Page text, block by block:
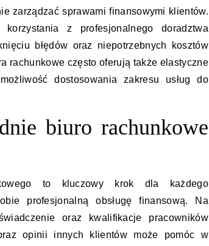
zarządzać sprawami finansowymi klientów.
z profesjonalnego doradztwa
błędów oraz niepotrzebnych kosztów
rachunkowe często oferują także elastyczne
dostosowania zakresu usług do
biuro rachunkowe
to kluczowy krok dla każdego
profesjonalną obsługę finansową. Na
oraz kwalifikacje pracowników
opinii innych klientów może pomóc w